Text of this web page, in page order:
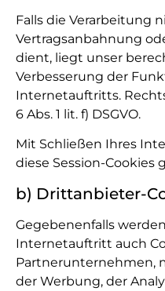
Falls die Verarbeitung
Vertragsanbahnung
dient, liegt unser
Verbesserung der
Internetauftritts.
6 Abs. 1 lit. f) DSGVO.
Mit Schließen Ihres
diese Session-Cookies
b) Drittanbieter-
Gegebenenfalls
Internetauftritt auch
Partnerunternehmen,
der Werbung, der